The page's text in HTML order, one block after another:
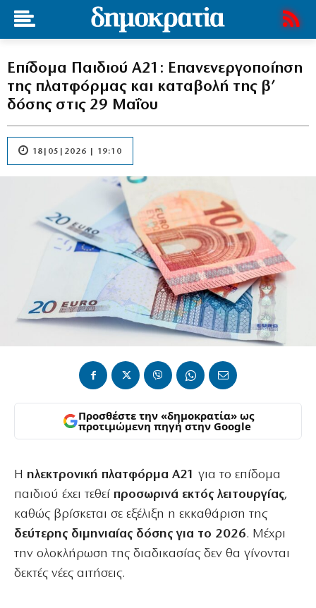
Επίδομα Παιδιού Α21: Επανενεργοποίηση
της πλατφόρμας και καταβολή της β’
δόσης στις 29 Μαΐου
18|05|2026 | 19:10
Προσθέστε την «δημοκρατία» ως
προτιμώμενη πηγή στην Google
Η ηλεκτρονική πλατφόρμα Α21 για το επίδομα
παιδιού έχει τεθεί προσωρινά εκτός λειτουργίας,
καθώς βρίσκεται σε εξέλιξη η εκκαθάριση της
δεύτερης διμηνιαίας δόσης για το 2026. Μέχρι
την ολοκλήρωση της διαδικασίας δεν θα γίνονται
δεκτές νέες αιτήσεις.